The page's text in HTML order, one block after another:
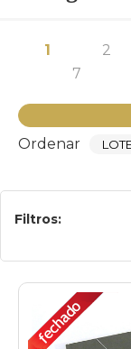
1 2
7
Ordenar
Filtros: